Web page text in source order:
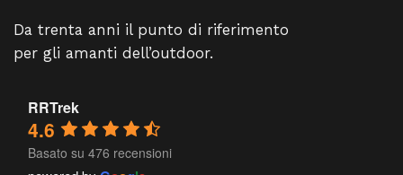
Da trenta anni il punto di riferimento
per gli amanti dell’outdoor.
RRTrek
4.6
Basato su 476 recensioni